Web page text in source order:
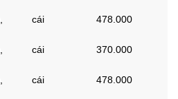
cái 478.000
cái 370.000
cái 478.000